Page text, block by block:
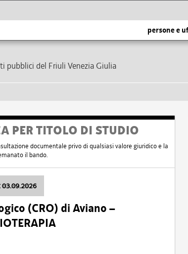
persone e
pubblici del Friuli Venezia Giulia
PER TITOLO DI STUDIO
documentale privo di qualsiasi valore giuridico e la
il bando.
(CRO) di Aviano –